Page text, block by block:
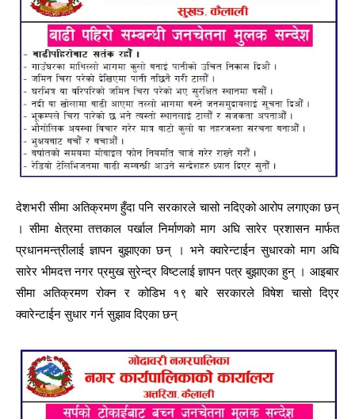
देशभरी सीमा अतिक्रमण हुँदा पनि सरकारले चासो नदिएको आरोप लगाएका छन्
। सीमा क्षेत्रमा तत्तकाल पर्खाल निर्माणको माग अघि सारेर प्रशासन मार्फत
प्रधानमन्त्रीलाई ज्ञापन बुझाएका छन् । भने क्वारेन्टाईन सुधारको माग अघि
सारेर भीमदत्त नगर प्रमुख सुरेन्द्र विष्टलाई ज्ञापन पत्र बुझाएका हुन् । आइबार
सीमा अतिक्रमण रोक्न र कोडिभ १९ बारे सरकारले विषेश चासो दिएर
क्वारेन्टाईन सुधार गर्न सुझाव दिएका छन्